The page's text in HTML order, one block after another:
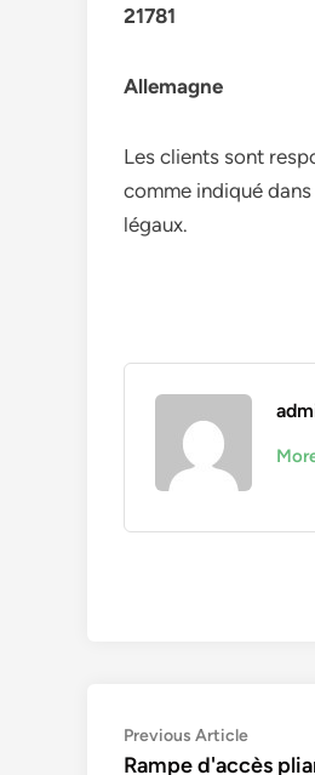
21781
Allemagne
Les clients sont
comme indiqué
légaux.
Navigation
Previous ArticlePrevious
article:
Rampe d'accès